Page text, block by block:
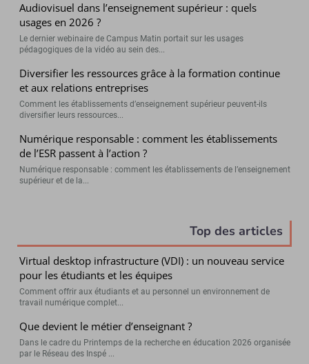
Audiovisuel dans l’enseignement supérieur : quels
usages en 2026 ?
Le dernier webinaire de Campus Matin portait sur les usages
pédagogiques de la vidéo au sein des...
Diversifier les ressources grâce à la formation continue
et aux relations entreprises
Comment les établissements d’enseignement supérieur peuvent-ils
diversifier leurs ressources...
Numérique responsable : comment les établissements
de l’ESR passent à l’action ?
Numérique responsable : comment les établissements de l’enseignement
supérieur et de la...
Top des articles
Virtual desktop infrastructure (VDI) : un nouveau service
pour les étudiants et les équipes
Comment offrir aux étudiants et au personnel un environnement de
travail numérique complet...
Que devient le métier d’enseignant ?
Dans le cadre du Printemps de la recherche en éducation 2026 organisée
par le Réseau des Inspé ...